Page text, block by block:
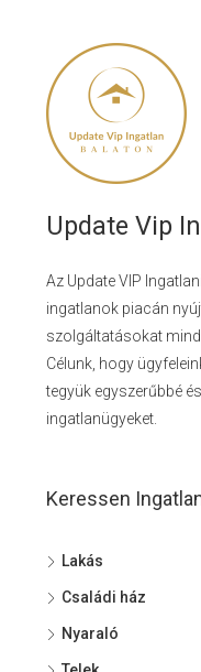
Update Vip
Az Update VIP
ingatlanok piacán
szolgáltatásokat
Célunk, hogy
tegyük egyszerűbbé
ingatlanügyeket.
Keressen
Lakás
Családi ház
Nyaraló